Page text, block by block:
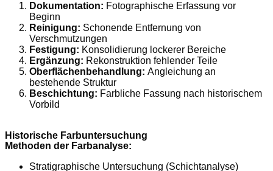
Dokumentation: Fotographische Erfassung vor
Beginn
Reinigung: Schonende Entfernung von
Verschmutzungen
Festigung: Konsolidierung lockerer Bereiche
Ergänzung: Rekonstruktion fehlender Teile
Oberflächenbehandlung: Angleichung an
bestehende Struktur
Beschichtung: Farbliche Fassung nach historischem
Vorbild
Historische Farbuntersuchung
Methoden der Farbanalyse:
Stratigraphische Untersuchung (Schichtanalyse)